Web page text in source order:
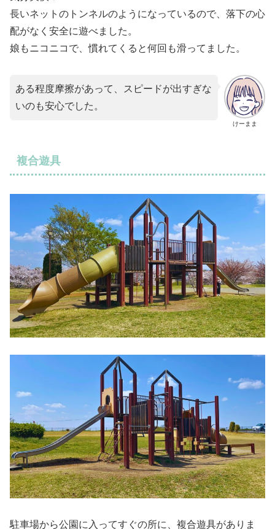
長いネットのトンネルのようになっているので、落下の心
配がなく安全に遊べました。
娘もニコニコで、慣れてくると何回も滑ってました。
けーまま
ある程度摩擦があって、スピードが出すぎな
いのも安心でした。
複合遊具
駐車場から公園に入ってすぐの所に、複合遊具がありま